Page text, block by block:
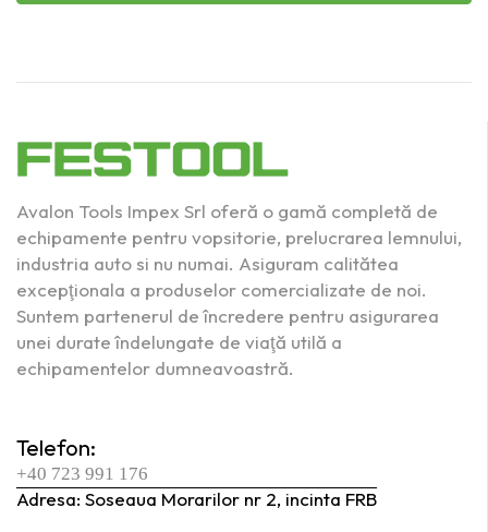
Avalon Tools Impex Srl oferă o gamă completă de
echipamente pentru vopsitorie, prelucrarea lemnului,
industria auto si nu numai. Asiguram calitătea
excepţionala a produselor comercializate de noi.
Suntem partenerul de încredere pentru asigurarea
unei durate îndelungate de viaţă utilă a
echipamentelor dumneavoastră.
Telefon:
+40 723 991 176
Adresa: Soseaua Morarilor nr 2, incinta FRB